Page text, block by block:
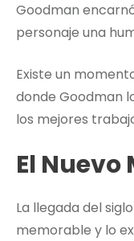
Goodman
personaje una
Existe un
donde Goodman
los mejores
El Nuevo
La llegada del
memorable y lo